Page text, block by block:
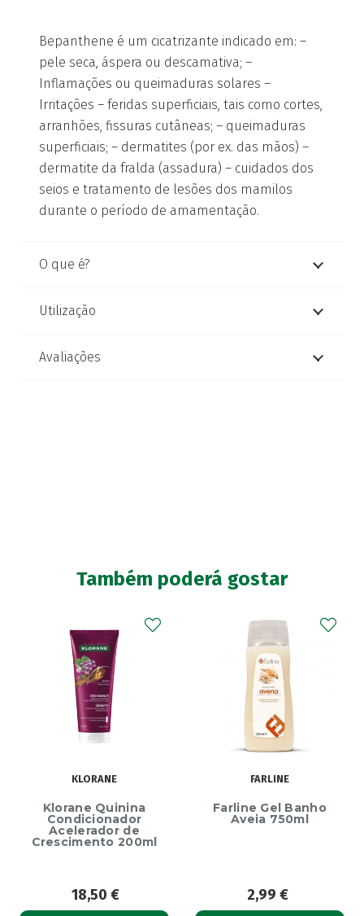
Bepanthene é um cicatrizante indicado em: –
pele seca, áspera ou descamativa; –
Inflamações ou queimaduras solares –
Irritações – feridas superficiais, tais como cortes,
arranhões, fissuras cutâneas; – queimaduras
superficiais; – dermatites (por ex. das mãos) –
dermatite da fralda (assadura) – cuidados dos
seios e tratamento de lesões dos mamilos
durante o período de amamentação.
O que é?
Utilização
Avaliações
Também poderá gostar
KLORANE
Klorane Quinina
Condicionador
Acelerador de
Crescimento 200ml
18,50€
FARLINE
Farline Gel Banho
Aveia 750ml
2,99€